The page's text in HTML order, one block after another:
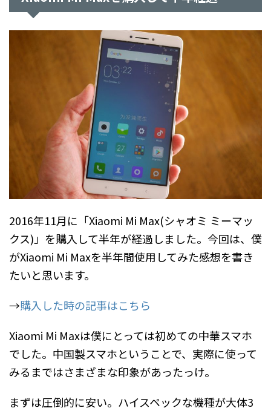
2016年11月に「Xiaomi Mi Max(シャオミ ミーマッ
クス)」を購入して半年が経過しました。今回は、僕
がXiaomi Mi Maxを半年間使用してみた感想を書き
たいと思います。
→購入した時の記事はこちら
Xiaomi Mi Maxは僕にとっては初めての中華スマホ
でした。中国製スマホということで、実際に使って
みるまではさまざまな印象があったっけ。
まずは圧倒的に安い。ハイスペックな機種が大体3